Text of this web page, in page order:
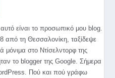
είναι το προσωπικό μου blog.
από τη Θεσσαλονίκη, ταξίδεψε
μόνιμα στο Ντίσελντορφ της
το blogger της Google. Σήμερα
Πού και πού γράφω